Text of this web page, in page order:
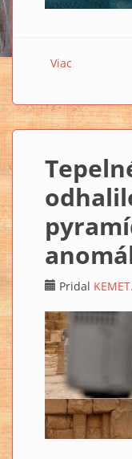
Viac
Pridal